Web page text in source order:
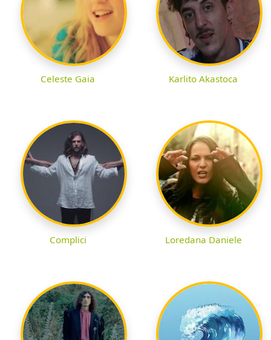
Celeste Gaia Karlito Akastoca
Complici Loredana Daniele